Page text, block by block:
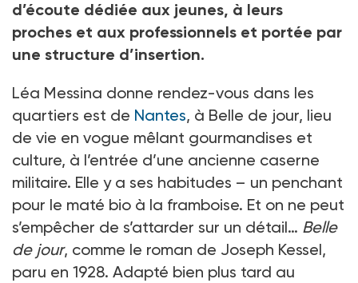
d’écoute dédiée aux jeunes, à leurs
proches et aux professionnels et portée par
une structure d’insertion.
Léa Messina donne rendez-vous dans les
quartiers est de Nantes, à Belle de jour, lieu
de vie en vogue mêlant gourmandises et
culture, à l’entrée d’une ancienne caserne
militaire. Elle y a ses habitudes – un penchant
pour le maté bio à la framboise. Et on ne peut
s’empêcher de s’attarder sur un détail… Belle
de jour, comme le roman de Joseph Kessel,
paru en 1928. Adapté bien plus tard au